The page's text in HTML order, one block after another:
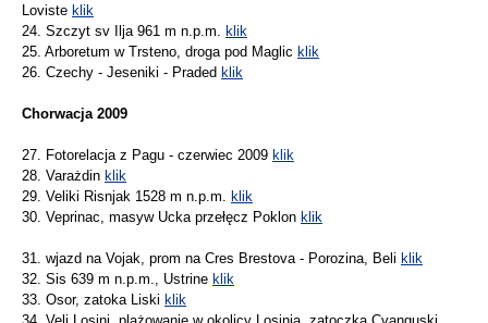
Loviste klik
24. Szczyt sv Ilja 961 m n.p.m. klik
25. Arboretum w Trsteno, droga pod Maglic klik
26. Czechy - Jeseniki - Praded klik
Chorwacja 2009
27. Fotorelacja z Pagu - czerwiec 2009 klik
28. Varażdin klik
29. Veliki Risnjak 1528 m n.p.m. klik
30. Veprinac, masyw Ucka przełęcz Poklon klik
31. wjazd na Vojak, prom na Cres Brestova - Porozina, Beli klik
32. Sis 639 m n.p.m., Ustrine klik
33. Osor, zatoka Liski klik